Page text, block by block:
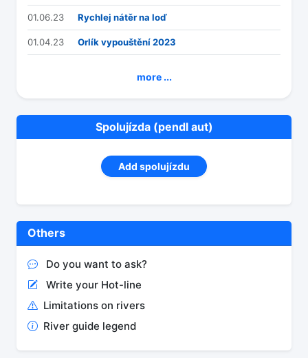
01.06.23 Rychlej nátěr na loď
01.04.23 Orlík vypouštění 2023
more ...
Spolujízda (pendl aut)
Add spolujízdu
Others
Do you want to ask?
Write your Hot-line
Limitations on rivers
River guide legend